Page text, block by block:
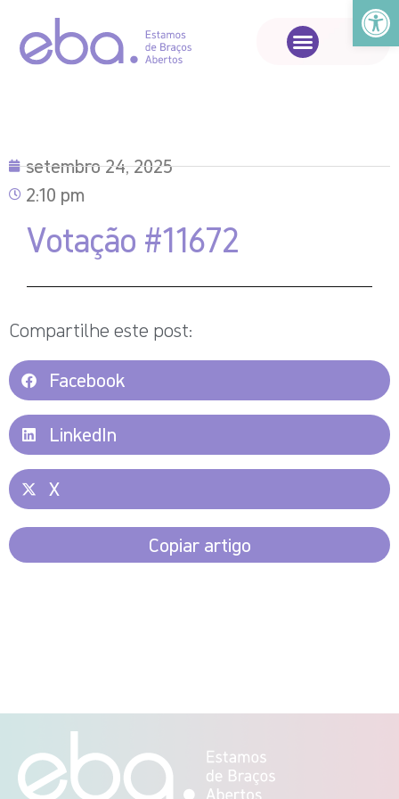
Abrir
setembro 24, 2025
2:10 pm
Votação #11672
Compartilhe este post:
Facebook
LinkedIn
X
Copiar artigo